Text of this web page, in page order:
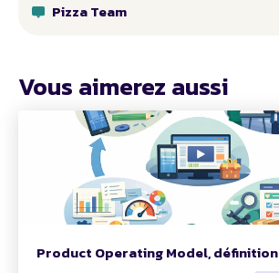
Pizza Team
Vous aimerez aussi
Product Operating Model, définition